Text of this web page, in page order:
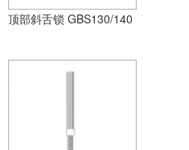
顶部斜舌锁 GBS130/140